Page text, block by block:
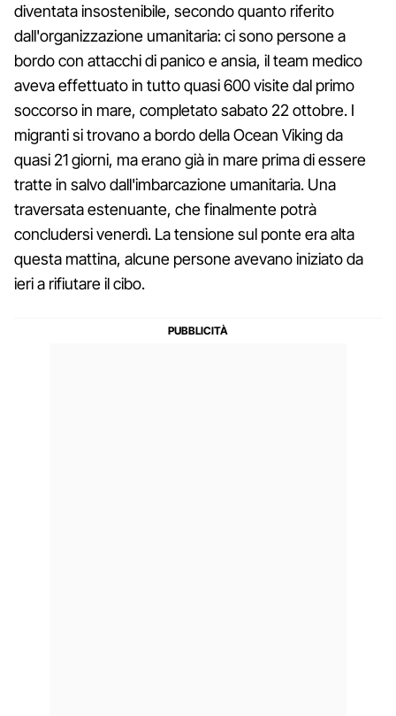
diventata insostenibile, secondo quanto riferito
dall'organizzazione umanitaria: ci sono persone a
bordo con attacchi di panico e ansia, il team medico
aveva effettuato in tutto quasi 600 visite dal primo
soccorso in mare, completato sabato 22 ottobre. I
migranti si trovano a bordo della Ocean Viking da
quasi 21 giorni, ma erano già in mare prima di essere
tratte in salvo dall'imbarcazione umanitaria. Una
traversata estenuante, che finalmente potrà
concludersi venerdì. La tensione sul ponte era alta
questa mattina, alcune persone avevano iniziato da
ieri a rifiutare il cibo.